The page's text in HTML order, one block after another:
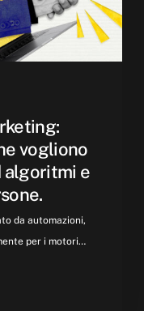
vogliono
algoritmi e
da automazioni,
per i motori…